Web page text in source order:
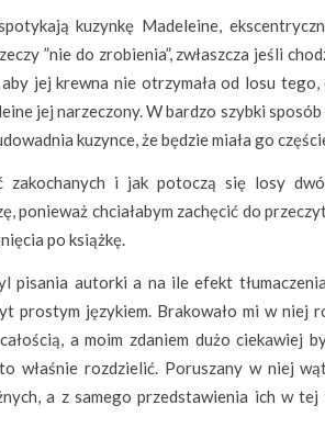
kuzynkę Madeleine,
”nie do zrobienia”, zwłaszcza jeśli
jej krewna nie otrzymała od losu
jej narzeczony. W bardzo szybki
kuzynce, że będzie miała go
i jak potoczą się losy
ponieważ chciałabym zachęcić do
po książkę.
pisania autorki a na ile efekt
prostym językiem. Brakowało mi w niej
a moim zdaniem dużo ciekawiej
właśnie rozdzielić. Poruszany w niej
a z samego przedstawienia ich w